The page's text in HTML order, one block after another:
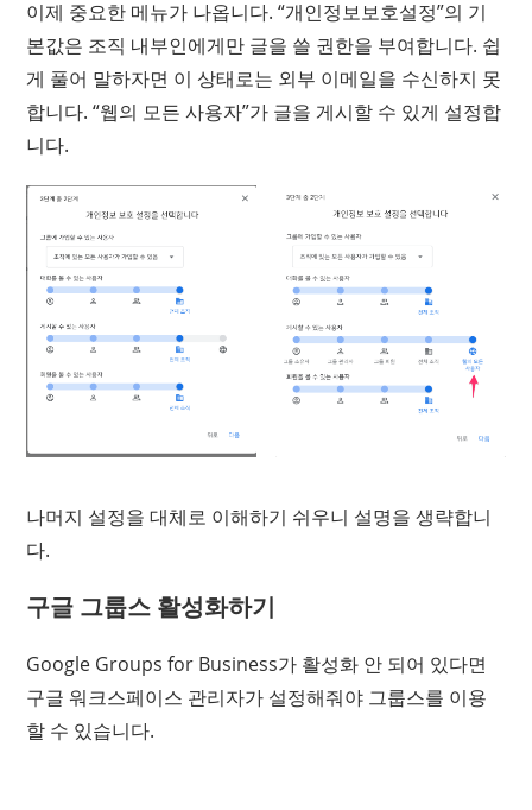
이제 중요한 메뉴가 나옵니다. “개인정보보호설정”의 기
본값은 조직 내부인에게만 글을 쓸 권한을 부여합니다. 쉽
게 풀어 말하자면 이 상태로는 외부 이메일을 수신하지 못
합니다. “웹의 모든 사용자”가 글을 게시할 수 있게 설정합
니다.
나머지 설정을 대체로 이해하기 쉬우니 설명을 생략합니
다.
구글 그룹스 활성화하기
Google Groups for Business가 활성화 안 되어 있다면
구글 워크스페이스 관리자가 설정해줘야 그룹스를 이용
할 수 있습니다.